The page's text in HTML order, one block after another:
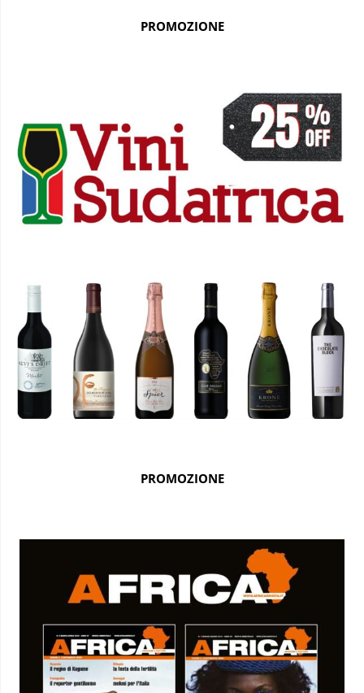
PROMOZIONE
PROMOZIONE